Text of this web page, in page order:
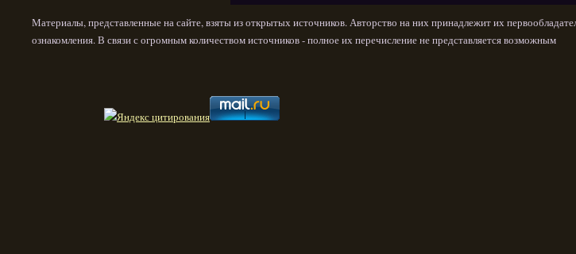
Материалы, представленные на сайте, взяты из открытых источников. Авторство на них принадлежит их
ознакомления. В связи с огромным количеством источников - полное их перечисление не представляется возможным